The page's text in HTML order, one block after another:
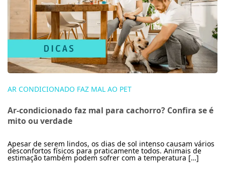
AR CONDICIONADO FAZ MAL AO PET
Ar-condicionado faz mal para cachorro? Confira se é
mito ou verdade
Apesar de serem lindos, os dias de sol intenso causam vários
desconfortos físicos para praticamente todos. Animais de
estimação também podem sofrer com a temperatura […]